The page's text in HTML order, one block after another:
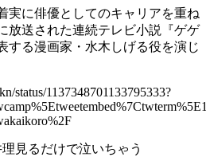
実に俳優としてのキャリアを重ね
放送された連続テレビ小説『ゲゲ
する漫画家・水木しげる役を演じ
status/1137348701133795333?
見るだけで泣いちゃう